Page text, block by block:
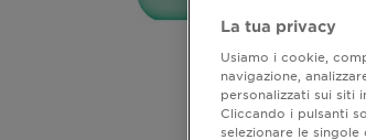
La tua privacy
Usiamo i cookie,
navigazione,
personalizzati sui siti
Cliccando i pulsanti
selezionare le